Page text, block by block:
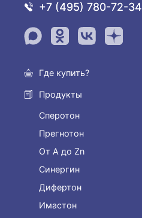
+7 (495) 780-72-34
Где купить?
Продукты
Сперотон
Прегнотон
От А до Zn
Синергин
Дифертон
Имастон